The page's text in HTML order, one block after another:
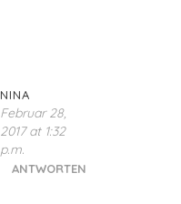
NINA
Februar 28,
2017 at 1:32
p.m.
ANTWORTEN